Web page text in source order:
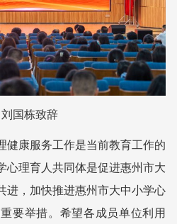
刘国栋致辞
康服务工作是当前教育工作的
心理育人共同体是促进惠州市大
进，加快推进惠州市大中小学心
要举措。希望各成员单位利用